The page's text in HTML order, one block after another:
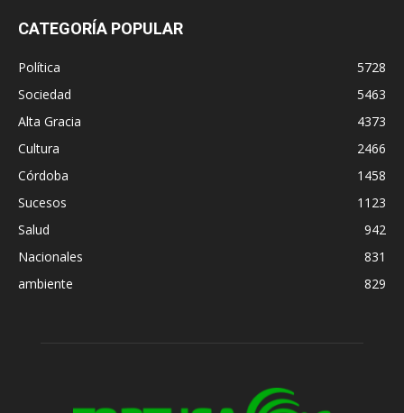
CATEGORÍA POPULAR
Política
5728
Sociedad
5463
Alta Gracia
4373
Cultura
2466
Córdoba
1458
Sucesos
1123
Salud
942
Nacionales
831
ambiente
829